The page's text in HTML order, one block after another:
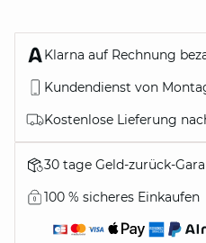
Klarna auf Rechnung
Kundendienst von
Kostenlose Lieferung
30 tage Geld-zurück-
100 % sicheres Einkaufen